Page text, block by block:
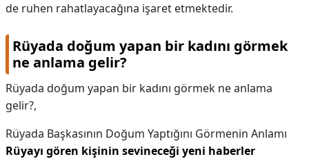
de ruhen rahatlayacağına işaret etmektedir.
Rüyada doğum yapan bir kadını görmek
ne anlama gelir?
Rüyada doğum yapan bir kadını görmek ne anlama
gelir?,
Rüyada Başkasının Doğum Yaptığını Görmenin Anlamı
Rüyayı gören kişinin sevineceği yeni haberler